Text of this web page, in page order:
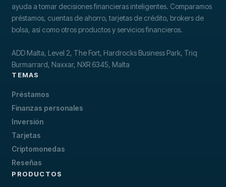
ayuda a tomar decisiones financieras inteligentes. Comparamos
préstamos, cuentas de ahorro, tarjetas de crédito, brokers de
bolsa, así como otros productos y servicios financieros.
ADD Malta, Level 2, The Fort, Hardrocks Business Park, Triq
Burmarrard, Naxxar, NXR 6345, Malta
TEMAS
Préstamos
Finanzas personales
Inversión
Tarjetas
Criptomonedas
Reseñas
PRODUCTOS